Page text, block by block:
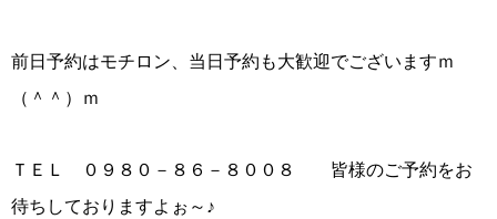
前日予約はモチロン、当日予約も大歓迎でございますｍ
（＾＾）ｍ
ＴＥＬ ０９８０－８６－８００８ 皆様のご予約をお
待ちしておりますよぉ～♪